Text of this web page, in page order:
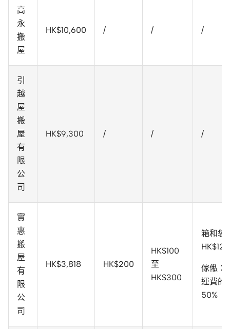
高
永
搬
屋
HK$10,600 / / /
引
越
屋
搬
屋
有
限
公
司
HK$9,300 / / /
實
惠
搬
屋
有
限
公
司
HK$3,818 HK$200
HK$100
至
HK$300
箱和袋
HK$12
傢俬：
運費的
50%